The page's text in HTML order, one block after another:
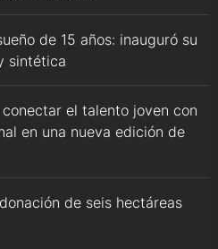
de 15 años: inauguró su
sintética
el talento joven con
en una nueva edición de
de seis hectáreas